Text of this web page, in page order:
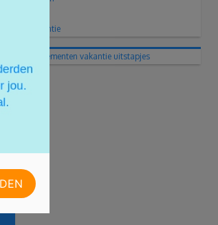
vakantie
evenementen vakantie uitstapjes